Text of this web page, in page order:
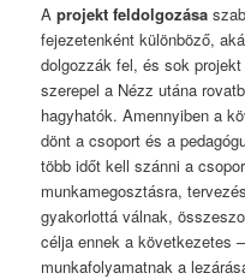
Aprojekt feldolgozása
fejezetenként különböző,
dolgozzák fel, és sok
szerepel a Nézz utána
hagyhatók. Amennyiben a
dönt a csoport és a
több időt kell szánni a
munkamegosztásra,
gyakorlottá válnak,
célja ennek a következetes
munkafolyamatnak a